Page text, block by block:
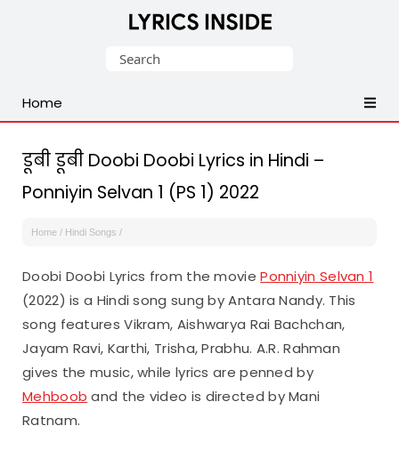
Malayalam,
English,
Punjabi
Songs
Lyrics
Search
Home
डूबी डूबी Doobi Doobi Lyrics in Hindi –
Ponniyin Selvan 1 (PS 1) 2022
Home / Hindi Songs /
Doobi Doobi Lyrics from the moviePonniyin Selvan 1
(2022) is a Hindi song sung by Antara Nandy. This
song features Vikram, Aishwarya Rai Bachchan,
Jayam Ravi, Karthi, Trisha, Prabhu. A.R. Rahman
gives the music, while lyrics are penned by
Mehboob and the video is directed by Mani
Ratnam.